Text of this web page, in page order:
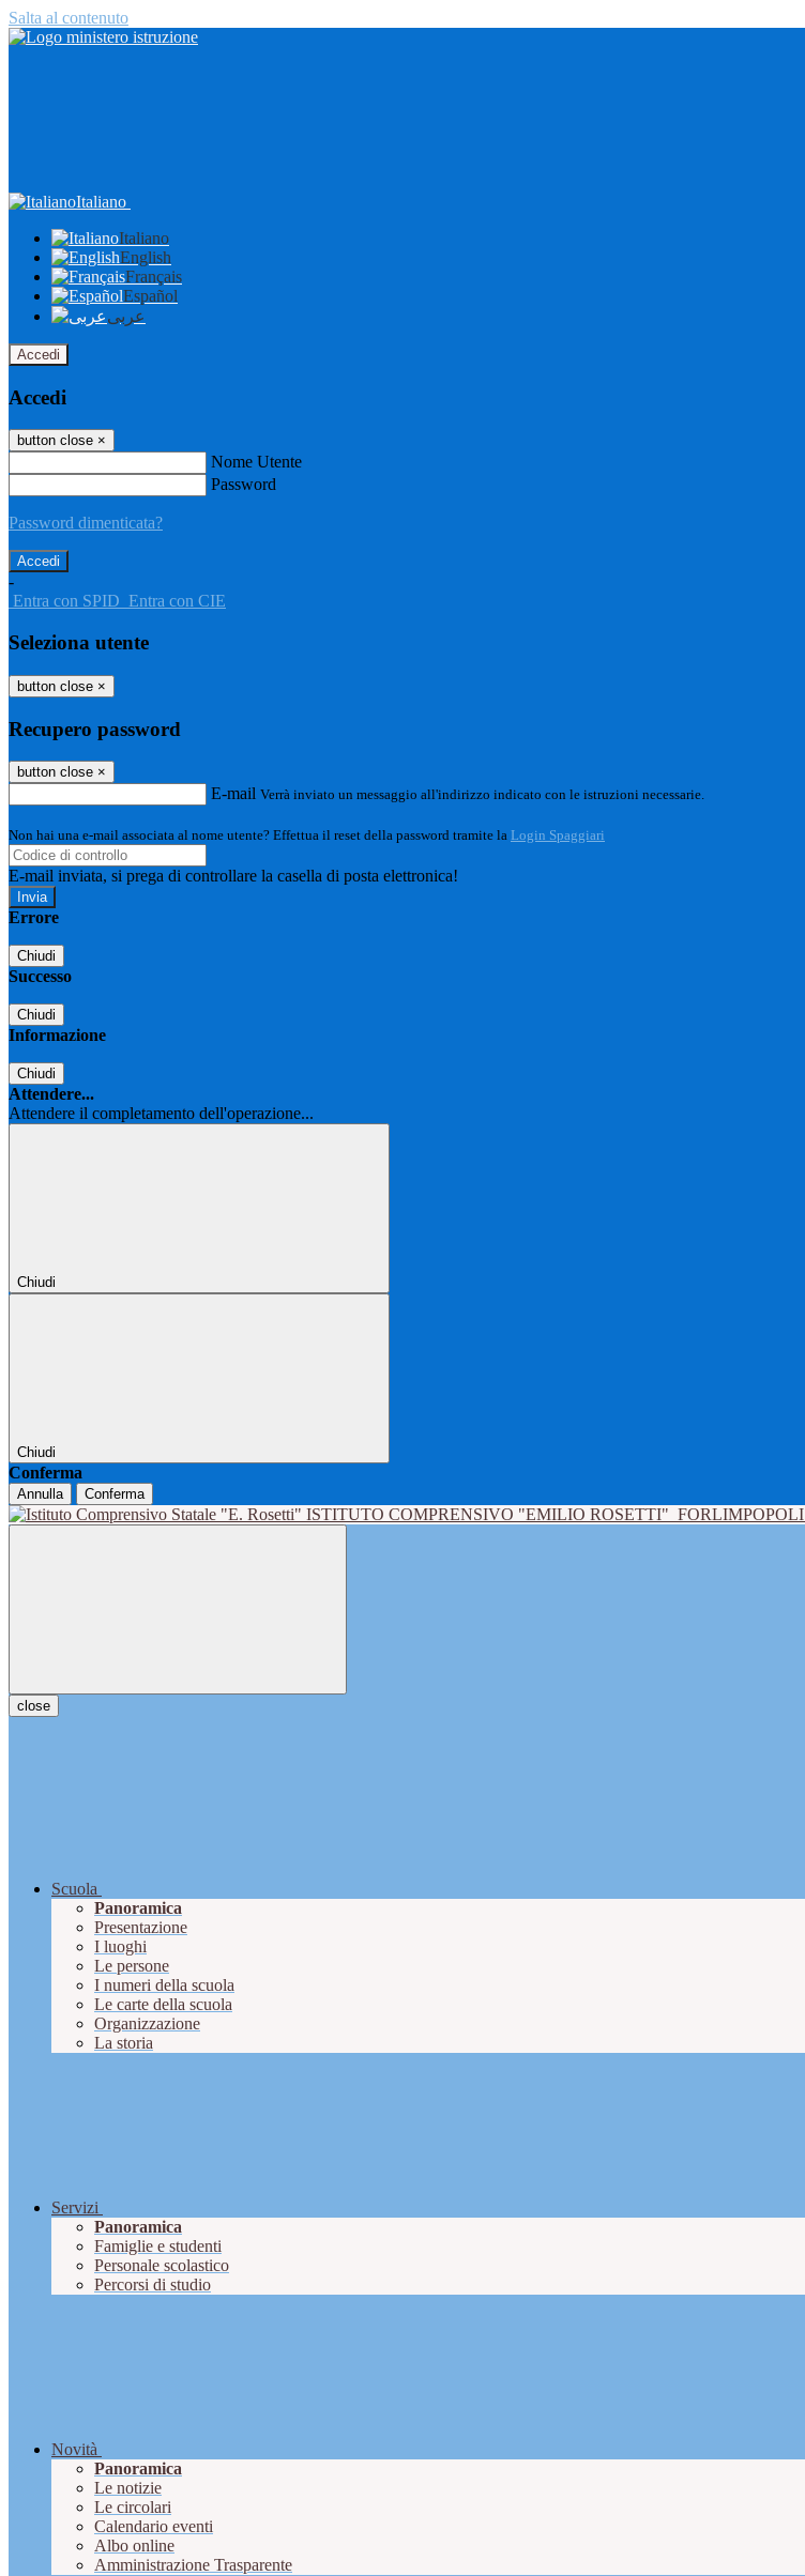
Salta al contenuto
Italiano
Italiano
English
Français
Español
عربى
Accedi
Accedi
button close ×
Nome Utente
Password
Password dimenticata?
-
Entra con SPID Entra con CIE
Seleziona utente
button close ×
Recupero password
button close ×
E-mail Verrà inviato un messaggio all'indirizzo indicato con le istruzioni necessarie.
Non hai una e-mail associata al nome utente? Effettua il reset della password tramite la Login Spaggiari
E-mail inviata, si prega di controllare la casella di posta elettronica!
Errore
Chiudi
Successo
Chiudi
Informazione
Chiudi
Attendere...
Attendere il completamento dell'operazione...
Chiudi
Chiudi
Conferma
Annulla Conferma
ISTITUTO COMPRENSIVO "EMILIO ROSETTI" FORLIMPOPOLI
close
Scuola
Panoramica
Presentazione
I luoghi
Le persone
I numeri della scuola
Le carte della scuola
Organizzazione
La storia
Servizi
Panoramica
Famiglie e studenti
Personale scolastico
Percorsi di studio
Novità
Panoramica
Le notizie
Le circolari
Calendario eventi
Albo online
Amministrazione Trasparente